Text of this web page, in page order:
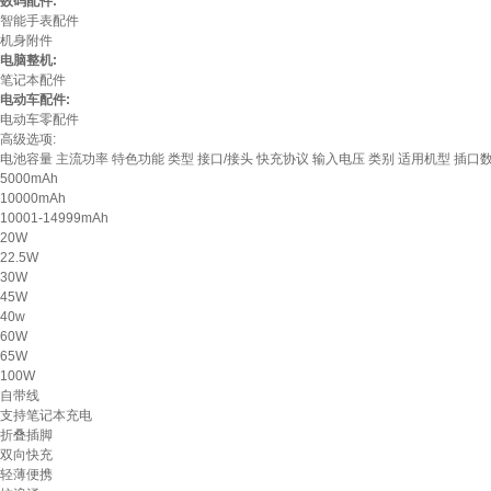
智能手表配件
机身附件
电脑整机:
笔记本配件
电动车配件:
电动车零配件
高级选项:
电池容量 主流功率 特色功能 类型 接口/接头 快充协议 输入电压 类别 适用机型 插口
5000mAh
10000mAh
10001-14999mAh
20W
22.5W
30W
45W
40w
60W
65W
100W
自带线
支持笔记本充电
折叠插脚
双向快充
轻薄便携